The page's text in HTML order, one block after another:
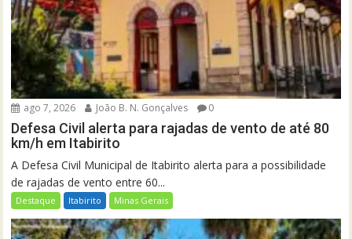
ago 7, 2026 João B. N. Gonçalves 0
Defesa Civil alerta para rajadas de vento de até 80
km/h em Itabirito
A Defesa Civil Municipal de Itabirito alerta para a possibilidade
de rajadas de vento entre 60...
Destaque Itabirito Minas Gerais